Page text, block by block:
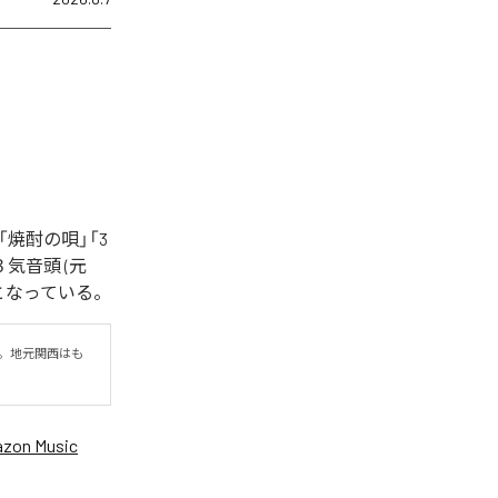
酎の唄」「3
気音頭 (元
っている。
地元関西はも
Music